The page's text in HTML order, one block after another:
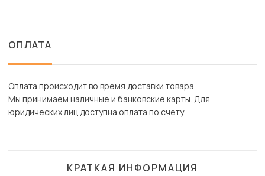
ОПЛАТА
Оплата происходит во время доставки товара.
Мы принимаем наличные и банковские карты. Для
юридических лиц доступна оплата по счету.
КРАТКАЯ ИНФОРМАЦИЯ